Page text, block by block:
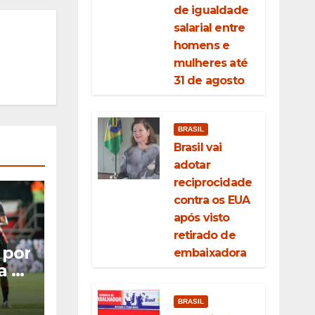
o
de igualdade
salarial entre
homens e
mulheres até
31 de agosto
BRASIL
Brasil vai
adotar
reciprocidade
contra os EUA
após visto
retirado de
embaixadora
BRASIL